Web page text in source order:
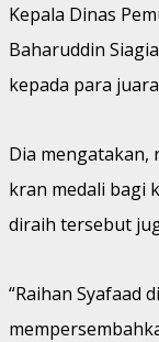
Kepala Dinas
Baharuddin
kepada para
Dia mengatakan,
kran medali bagi
diraih tersebut
“Raihan Syafaad